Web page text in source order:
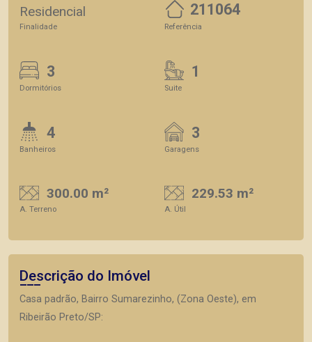
Residencial
Finalidade
211064
Referência
3
Dormitórios
1
Suite
4
Banheiros
3
Garagens
300.00 m²
A. Terreno
229.53 m²
A. Útil
Descrição do Imóvel
Casa padrão, Bairro Sumarezinho, (Zona Oeste), em
Ribeirão Preto/SP: